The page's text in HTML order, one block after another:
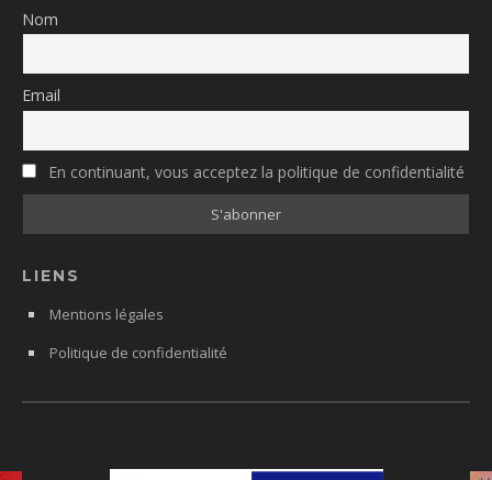
Nom
Email
En continuant, vous acceptez la politique de confidentialité
LIENS
Mentions légales
Politique de confidentialité